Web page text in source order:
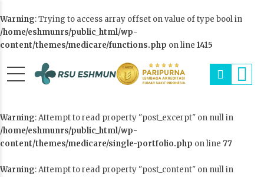
Warning: Trying to access array offset on value of type bool in
/home/eshmunrs/public_html/wp-
content/themes/medicare/functions.php on line 1415
Warning: Attempt to read property "post_excerpt" on null in
/home/eshmunrs/public_html/wp-
content/themes/medicare/single-portfolio.php on line 77
Warning: Attempt to read property "post_content" on null in